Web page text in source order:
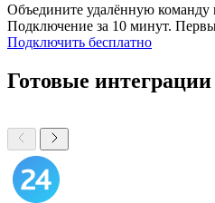
Объедините удалённую
Подключение за 10 минут.
Подключить бесплатно
Готовые интеграции